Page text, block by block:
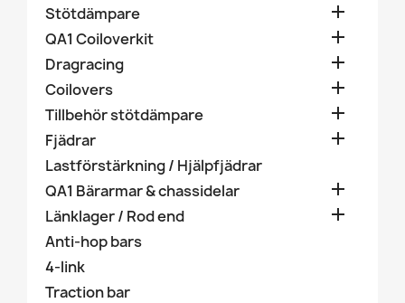
Stötdämpare 
QA1 Coiloverkit 
Dragracing 
Coilovers 
Tillbehör stötdämpare 
Fjädrar 
Lastförstärkning / Hjälpfjädrar
QA1 Bärarmar & chassidelar

Länklager / Rod end 
Anti-hop bars
4-link
Traction bar